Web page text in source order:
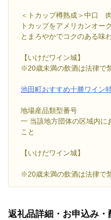
＜トカップ樽熟成＞中口
トカップをアメリカンオー
とまろやかでコクのある味
【いけだワイン城】
※20歳未満の飲酒は法律で
池田町おすすめ十勝ワイン
地場産品類型番号
一 当該地方団体の区域内に
こと
【いけだワイン城】
※20歳未満の飲酒は法律で
返礼品詳細・お申込み・